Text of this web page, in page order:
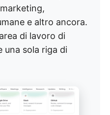
e altro ancora.
di lavoro di
una sola riga di